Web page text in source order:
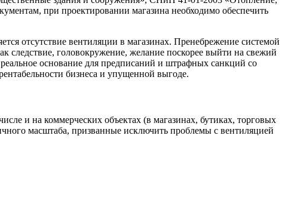
при проектировании магазина необходимо обеспечить
отсутствие вентиляции в магазинах. Пренебрежение системой
следствие, головокружение, желание поскорее выйти на свежий
основание для предписаний и штрафных санкций со
бизнеса и упущенной выгоде.
и на коммерческих объектах (в магазинах, бутиках, торговых
масштаба, призванные исключить проблемы с вентиляцией